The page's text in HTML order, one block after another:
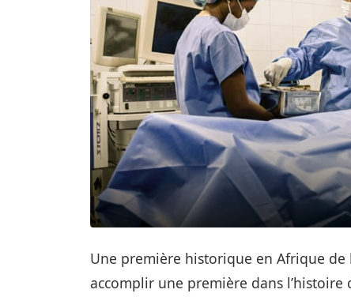
Une première historique en Afrique de
accomplir une première dans